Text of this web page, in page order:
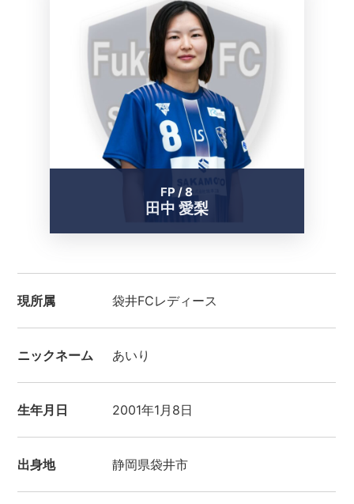
FP / 8
田中 愛梨
現所属 袋井FCレディース
ニックネーム あいり
生年月日 2001年1月8日
出身地 静岡県袋井市